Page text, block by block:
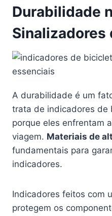
Durabilidade
Sinalizadores
A durabilidade é um
trata de indicadores de
porque eles enfrentam
viagem. Materiais de
fundamentais para
indicadores.
Indicadores feitos com
protegem os